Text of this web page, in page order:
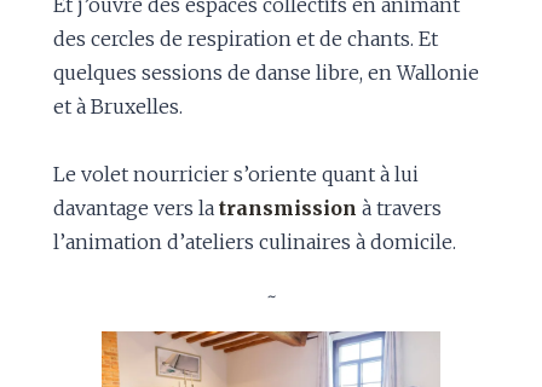
Et j’ouvre des espaces collectifs en animant
des cercles de respiration et de chants. Et
quelques sessions de danse libre, en Wallonie
et à Bruxelles.
Le volet nourricier s’oriente quant à lui
davantage vers la transmission à travers
l’animation d’ateliers culinaires à domicile.
~